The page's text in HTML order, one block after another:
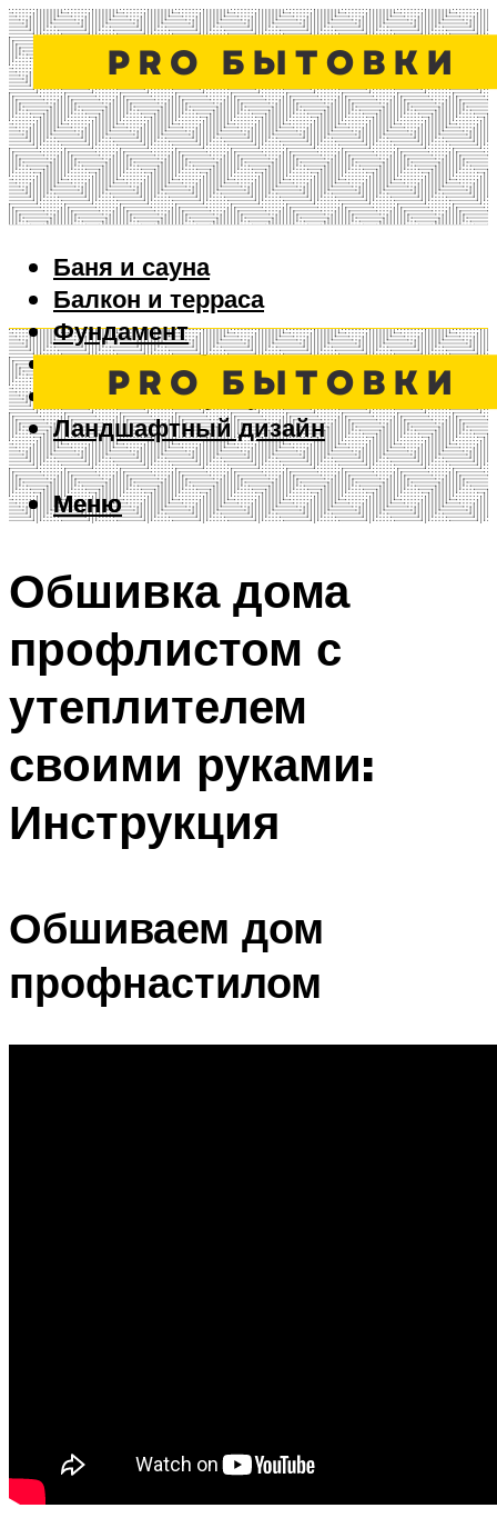
Баня и сауна
Балкон и терраса
Фундамент
Ворота и забор
Дизайн интерьера
Ландшафтный дизайн
Меню
Меню
Обшивка дома
профлистом с
утеплителем
своими руками:
Инструкция
Обшиваем дом
профнастилом